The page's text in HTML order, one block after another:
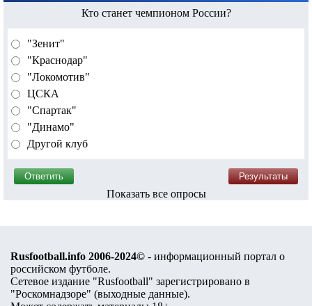
Кто станет чемпионом России?
"Зенит"
"Краснодар"
"Локомотив"
ЦСКА
"Спартак"
"Динамо"
Другой клуб
Показать все опросы
Rusfootball.info 2006-2024© - информационный портал о
российском футболе.
Сетевое издание "Rusfootball" зарегистрировано в
"Роскомнадзоре" (выходные данные).